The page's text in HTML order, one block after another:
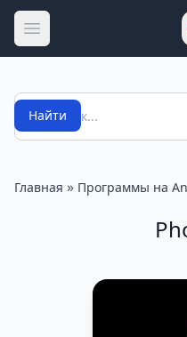
Открыть меню
Поиск
Найти
Главная » Программы на